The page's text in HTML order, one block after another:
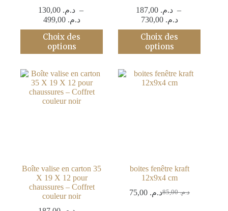
د.م. 130,00
–
د.م. 499,00
Plage
de
prix :
à
Choix des
options
Ce
produit
a
variations.
Les
options
peuvent
être
د.م. 187,00
–
د.م. 730,00
Plage
de
prix :
à
Choix des
options
Ce
produit
a
variations.
Les
options
Boîte valise en carton 35
X 19 X 12 pour
chaussures – Coffret
couleur noir
boites fenêtre kraft
12x9x4 cm
د.م.85,00
Leد.م. 75,00
Le